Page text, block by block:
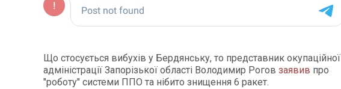
Що стосується вибухів у Бердянську, то представник окупаційної
адміністрації Запорізької області Володимир Рогов заявив про
"роботу" системи ППО та нібито знищення 6 ракет.